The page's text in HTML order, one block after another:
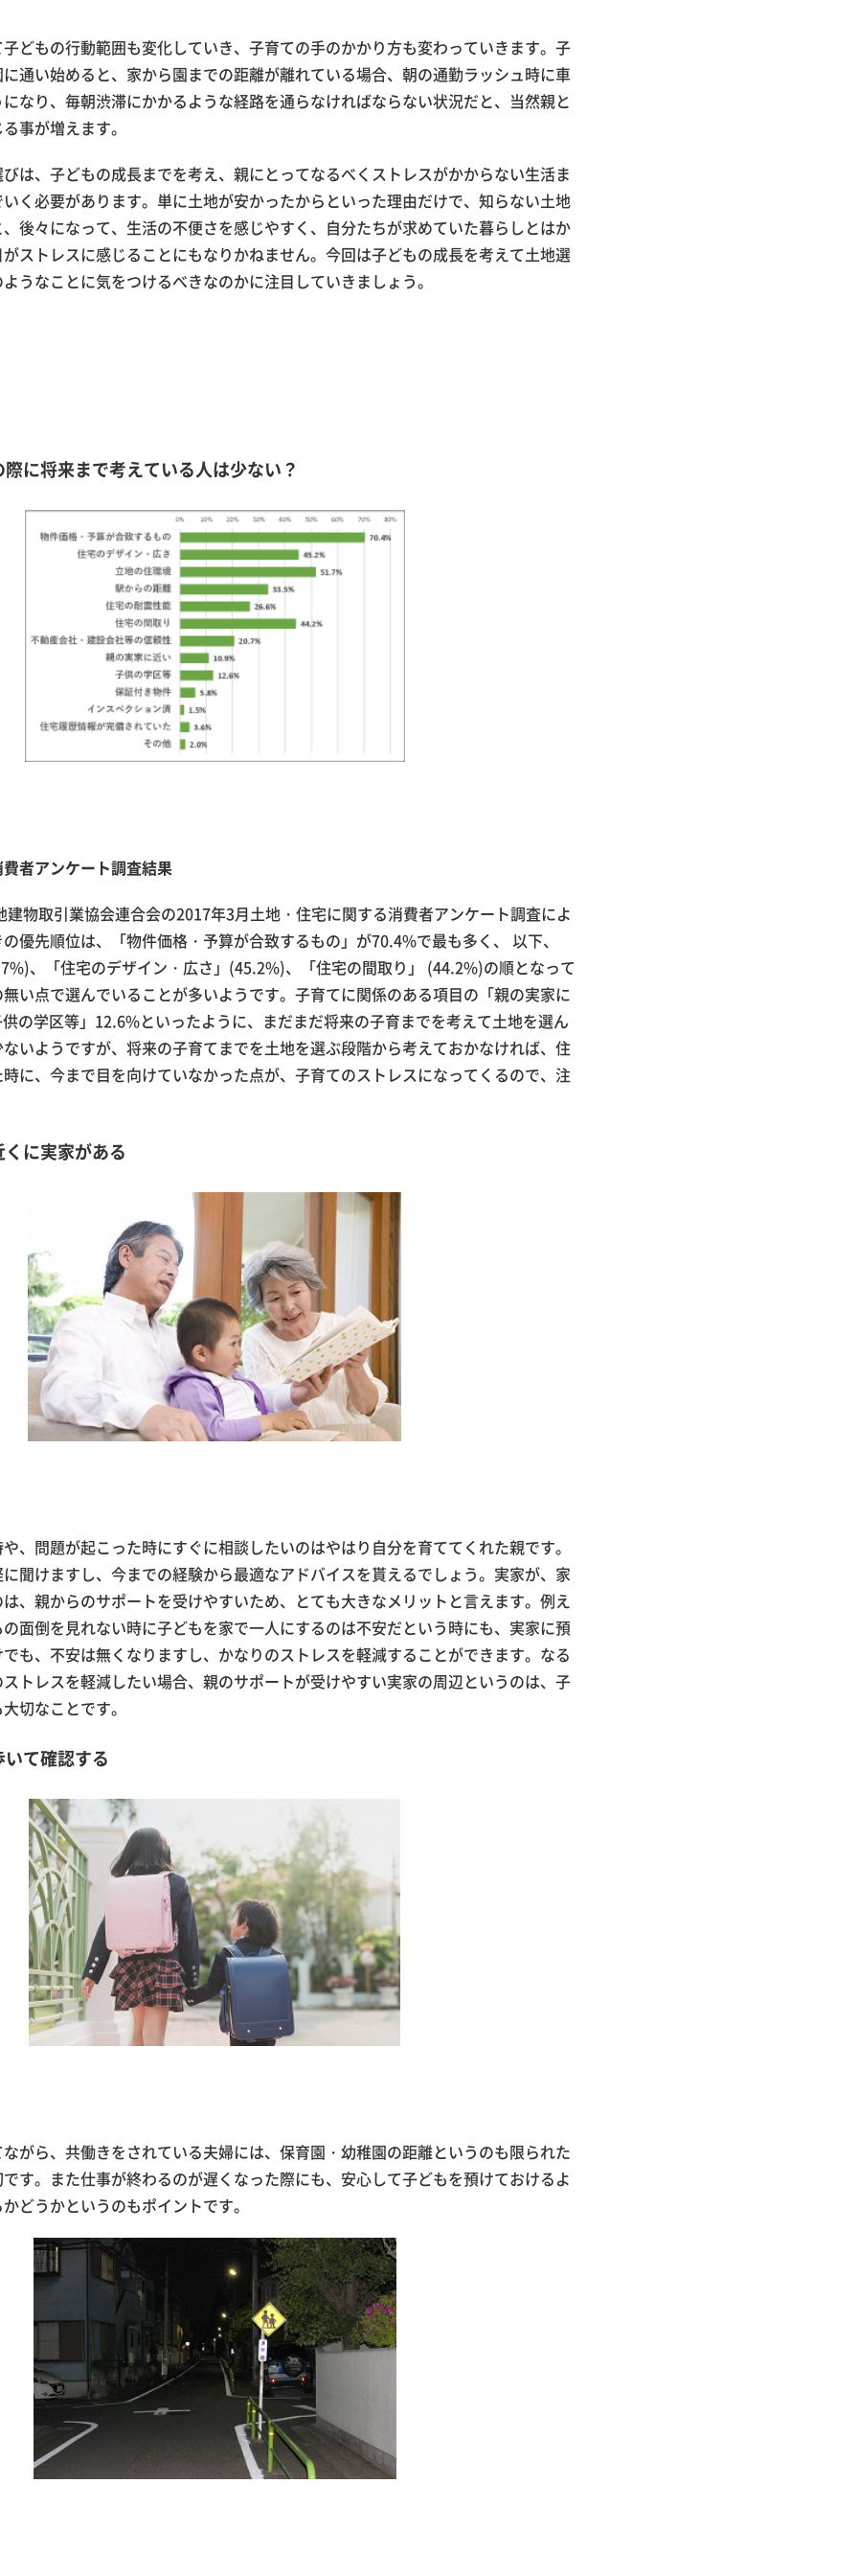
どもの行動範囲も変化していき、子育ての手のかかり方も変わっていきます。子
通い始めると、家から園までの距離が離れている場合、朝の通勤ラッシュ時に車
なり、毎朝渋滞にかかるような経路を通らなければならない状況だと、当然親と
事が増えます。
は、子どもの成長までを考え、親にとってなるべくストレスがかからない生活ま
く必要があります。単に土地が安かったからといった理由だけで、知らない土地
後々になって、生活の不便さを感じやすく、自分たちが求めていた暮らしとはか
ストレスに感じることにもなりかねません。今回は子どもの成長を考えて土地選
うなことに気をつけるべきなのかに注目していきましょう。
に将来まで考えている人は少ない？
者アンケート調査結果
建物取引業協会連合会の2017年3月土地・住宅に関する消費者アンケート調査によ
優先順位は、「物件価格・予算が合致するもの」が70.4%で最も多く、 以下、
、「住宅のデザイン・広さ」(45.2%)、「住宅の間取り」 (44.2%)の順となって
い点で選んでいることが多いようです。子育てに関係のある項目の「親の実家に
の学区等」12.6%といったように、まだまだ将来の子育までを考えて土地を選ん
いようですが、将来の子育てまでを土地を選ぶ段階から考えておかなければ、住
に、今まで目を向けていなかった点が、子育てのストレスになってくるので、注
に実家がある
、問題が起こった時にすぐに相談したいのはやはり自分を育ててくれた親です。
聞けますし、今までの経験から最適なアドバイスを貰えるでしょう。実家が、家
、親からのサポートを受けやすいため、とても大きなメリットと言えます。例え
面倒を見れない時に子どもを家で一人にするのは不安だという時にも、実家に預
も、不安は無くなりますし、かなりのストレスを軽減することができます。なる
トレスを軽減したい場合、親のサポートが受けやすい実家の周辺というのは、子
切なことです。
て確認する
がら、共働きをされている夫婦には、保育園・幼稚園の距離というのも限られた
す。また仕事が終わるのが遅くなった際にも、安心して子どもを預けておけるよ
どうかというのもポイントです。